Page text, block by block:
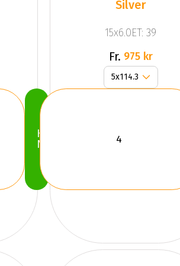
Köp
Nu
Silver
15x6.0ET: 39
Fr. 975 kr